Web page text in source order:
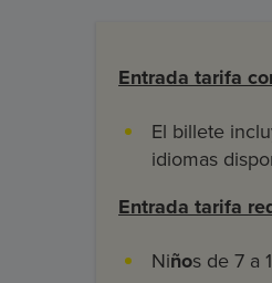
Entrada tarifa
El billete
idiomas
Entrada tarifa
Niños de 7 a